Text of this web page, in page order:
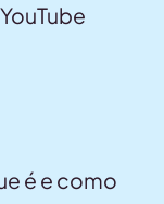
é e como